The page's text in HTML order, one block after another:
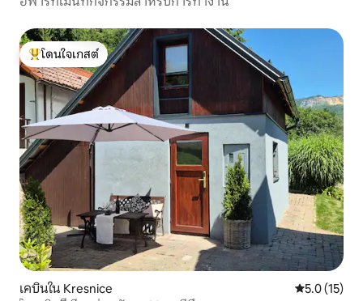
โดนใจเกสต์ที่สุด
โดนใจเกสต์
เคบินใน Kresnice คะแนนเฉลี่ย
5.0 (15)